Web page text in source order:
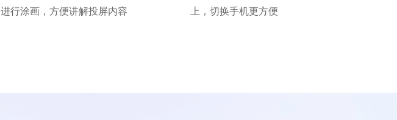
进行涂画，方便讲解投屏内容
上，切换手机更方便